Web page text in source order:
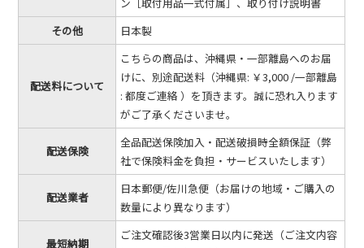
ン［取付用品一式付属］、取り付け説明書
その他
日本製
配送料について
こちらの商品は、沖縄県・一部離島へのお届
けに、別途配送料（沖縄県: ￥3,000 /一部離島
: 都度ご連絡 ）を頂きます。誠に恐れ入ります
がご了承くださいませ。
配送保険
全品配送保険加入・配送破損時全額保証（弊
社で保険料金を負担・サービスいたします）
配送業者
日本郵便/佐川急便（お届けの地域・ご購入の
数量により異なります）
最短納期
ご注文確認後3営業日以内に発送（ご注文内容